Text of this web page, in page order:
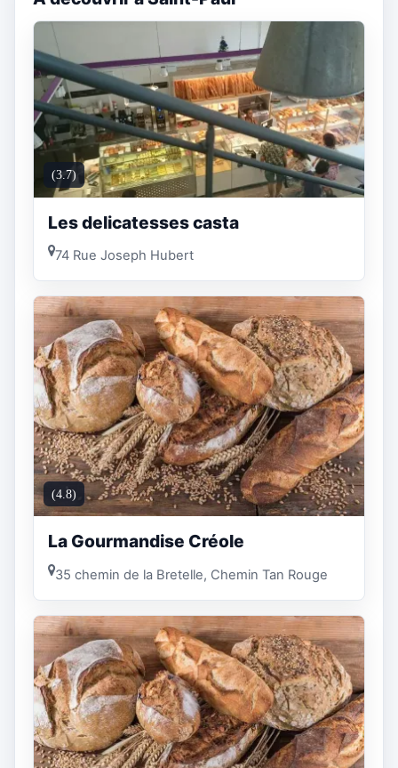
(3.7)
Les delicatesses casta
74 Rue Joseph Hubert
(4.8)
La Gourmandise Créole
35 chemin de la Bretelle, Chemin Tan Rouge